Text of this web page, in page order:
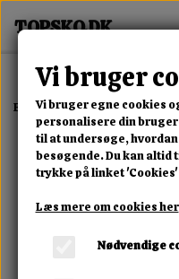
Forside Dame Alle
Vi bruger
Vi bruger egne cookies
personalisere din
til at undersøge,
besøgende. Du kan altid
trykke på linket
Læs mere om cookies her
Nødvendige